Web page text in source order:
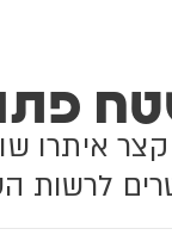
בקעה בירושלים
איתרו
לרשות